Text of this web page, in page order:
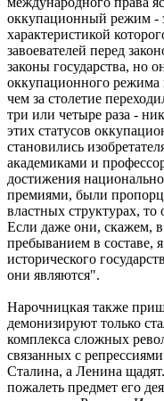
оккупационный режим -
характеристикой
завоевателей перед
законы государства, но
оккупационного режима
чем за столетие
три или четыре раза -
этих статусов
становились
академиками и
достижения
премиями, были
властных структурах,
Если даже они, скажем,
пребыванием в составе,
исторического
они являются".
Нарочницкая также
демонизируют только
комплекса сложных
связанных с
Сталина, а Ленина
пожалеть предмет его